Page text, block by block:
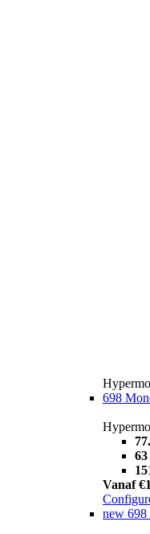
698
Vanaf
new 698